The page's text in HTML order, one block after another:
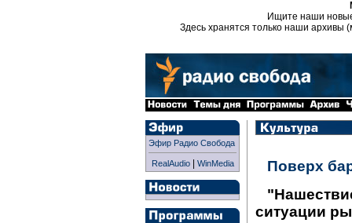
Ищите наши
Здесь хранятся только наши архивы
Эфир Радио Свобода
RealAudio| WinMedia
Поверх
ситуации